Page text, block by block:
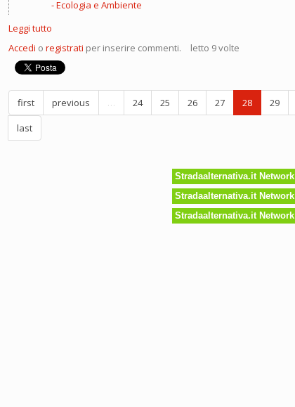
Ecologia e Ambiente
Leggi tutto
Fo
EcoShots:
video
corso
sulle
ecotecnologie
Accedi o registrati per inserire commenti. letto 9 volte
first previous … 24 25 26 27 28 29
last
Stradaalternativa.it Network
Stradaalternativa.it Network
Stradaalternativa.it Network